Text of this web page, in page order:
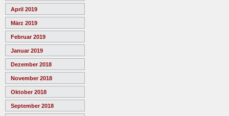
April 2019
März 2019
Februar 2019
Januar 2019
Dezember 2018
November 2018
Oktober 2018
September 2018